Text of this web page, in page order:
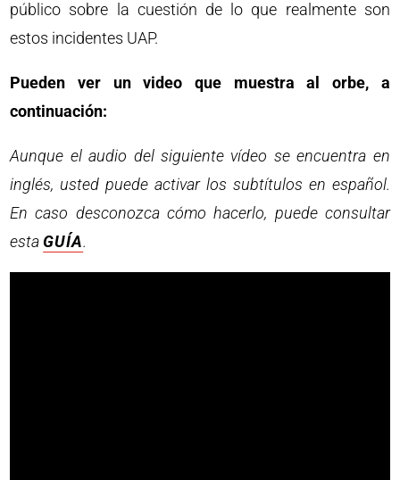
público sobre la cuestión de lo que realmente son
estos incidentes UAP.
Pueden ver un video que muestra al orbe, a
continuación:
Aunque el audio del siguiente vídeo se encuentra en
inglés, usted puede activar los subtítulos en español.
En caso desconozca cómo hacerlo, puede consultar
esta GUÍA.